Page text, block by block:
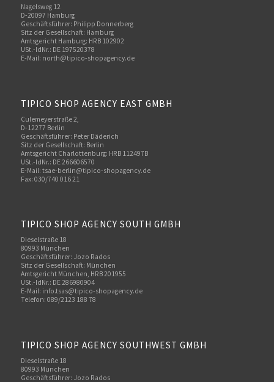
Nagelsweg 12
D-20097 Hamburg
Geschäftsführer: Philipp Donnerberg
Sitz der Gesellschaft: Hamburg
Amtsgericht Hamburg: HRB 102902
USt.-IdNr.: DE 197520378
E-Mail: north@tipico-shopagency.de
TIPICO SHOP AGENCY EAST GMBH
Culemeyerstraße 2,
D-12277 Berlin
Geschäftsführer: Peter Däderich
Sitz der Gesellschaft: Berlin
Amtsgericht Charlottenburg: HRB 112497B
USt.-IdNr.: DE 266606570
E-Mail: tsae-berlin@tipico-shopagency.de
Fax: 030/740 016 21
TIPICO SHOP AGENCY SOUTH GMBH
Dieselstraße 18
80993 München
Geschäftsführer: Jozo Rados
Sitz der Gesellschaft: München
Amtsgericht München, HRB 201955
USt.-IdNr.: DE 286980904
E-Mail: info.tsas@tipico-shopagency.de
Telefon: 089/2123 188 78
TIPICO SHOP AGENCY SOUTHWEST GMBH
Dieselstraße 18
80993 München
Geschäftsführer: Jozo Rados